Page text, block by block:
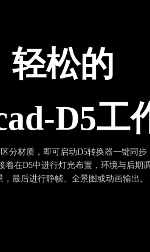
轻松的
D5工
分材质，即可启动D5转换器一键同步
着在D5中进行灯光布置，环境与后期
最后进行静帧、全景图或动画输出。